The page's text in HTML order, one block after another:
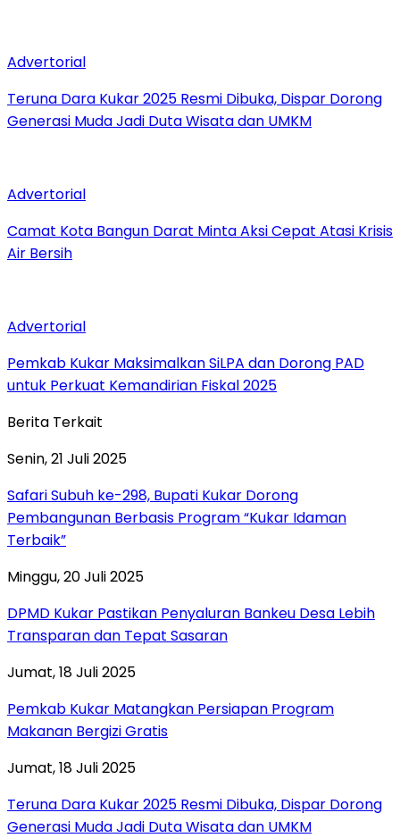
Advertorial
Teruna Dara Kukar 2025 Resmi Dibuka, Dispar Dorong
Generasi Muda Jadi Duta Wisata dan UMKM
Advertorial
Camat Kota Bangun Darat Minta Aksi Cepat Atasi Krisis
Air Bersih
Advertorial
Pemkab Kukar Maksimalkan SiLPA dan Dorong PAD
untuk Perkuat Kemandirian Fiskal 2025
Berita Terkait
Senin, 21 Juli 2025
Safari Subuh ke-298, Bupati Kukar Dorong
Pembangunan Berbasis Program “Kukar Idaman
Terbaik”
Minggu, 20 Juli 2025
DPMD Kukar Pastikan Penyaluran Bankeu Desa Lebih
Transparan dan Tepat Sasaran
Jumat, 18 Juli 2025
Pemkab Kukar Matangkan Persiapan Program
Makanan Bergizi Gratis
Jumat, 18 Juli 2025
Teruna Dara Kukar 2025 Resmi Dibuka, Dispar Dorong
Generasi Muda Jadi Duta Wisata dan UMKM